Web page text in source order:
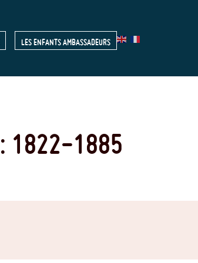
LES ENFANTS AMBASSADEURS
: 1822-1885